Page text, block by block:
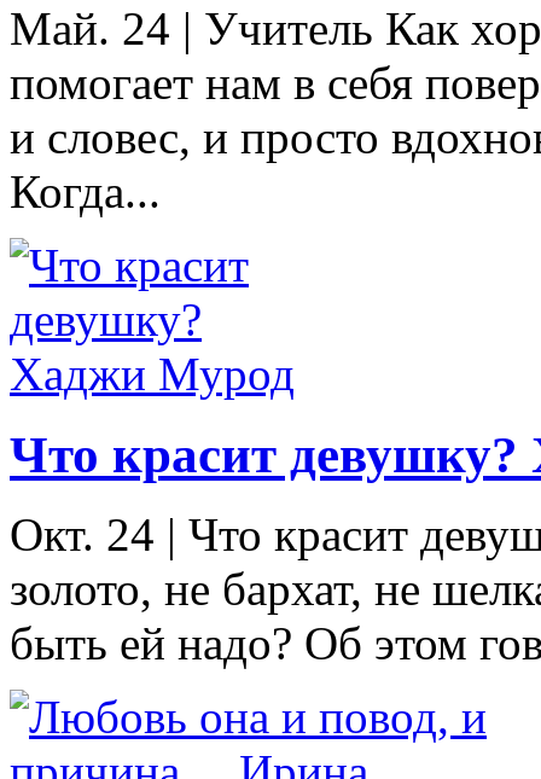
Май. 24 | Учитель Как
помогает нам в себя
и словес, и просто
Когда...
Что красит
Окт. 24 | Что красит
золото, не бархат, не
быть ей надо? Об этом